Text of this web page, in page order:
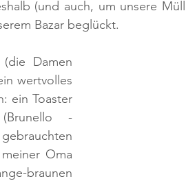
(und auch, um unsere
Bazar beglückt.
Damen
wertvolles
ein Toaster
-
Oma
braunen